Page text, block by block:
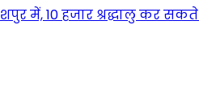
में, 10 हजार श्रद्धालु कर सकते